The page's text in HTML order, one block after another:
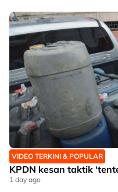
VIDEO TERKINI & POPULAR
KPDN kesan taktik
1 day ago